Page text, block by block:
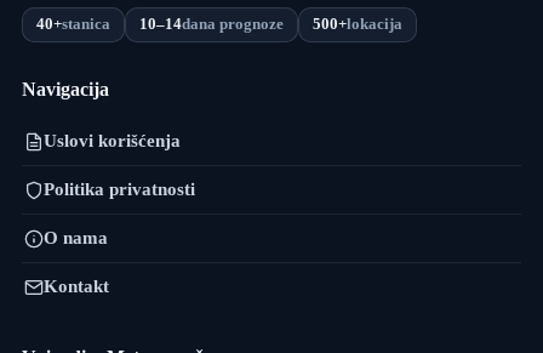
40+stanica 10–14dana prognoze 500+lokacija
Navigacija
Uslovi korišćenja
Politika privatnosti
O nama
Kontakt